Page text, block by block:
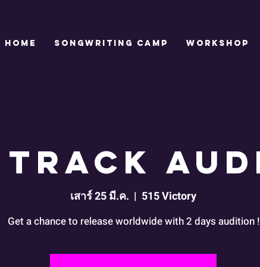
HOME SONGWRITING CAMP WORKSHOP
เสาร์ 25 มี.ค.
  |
515 Victory
Get a chance to release worldwide with 2 days audition !